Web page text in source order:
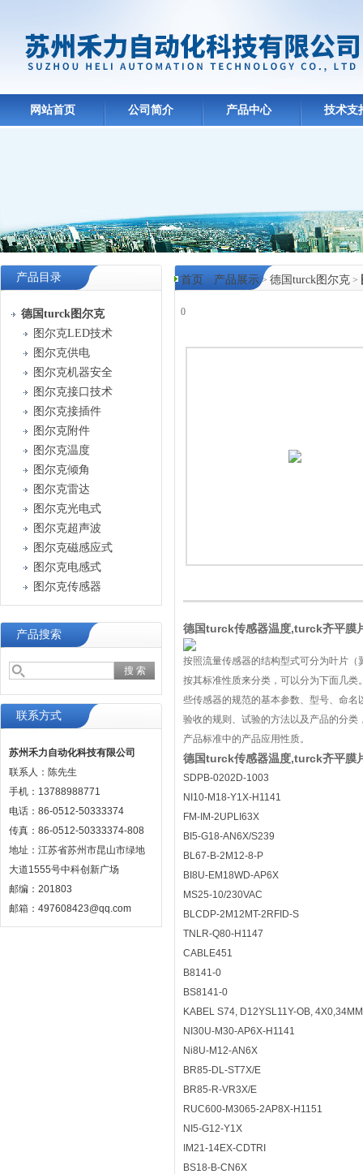
网站首页 公司简介 产品中心 技术支
产品目录
德国turck图尔克
图尔克LED技术
图尔克供电
图尔克机器安全
图尔克接口技术
图尔克接插件
图尔克附件
图尔克温度
图尔克倾角
图尔克雷达
图尔克光电式
图尔克超声波
图尔克磁感应式
图尔克电感式
图尔克传感器
产品搜索
联系方式
苏州禾力自动化科技有限公司
联系人：陈先生
手机：13788988771
电话：86-0512-50333374
传真：86-0512-50333374-808
地址：江苏省苏州市昆山市绿地
大道1555号中科创新广场
邮编：201803
邮箱：497608423@qq.com
首页 > 产品展示> 德国turck图尔克 >
0
德国turck传感器温度,turck齐平膜
按照流量传感器的结构型式可分为叶片
按其标准性质来分类，可以分为下面几
些传感器的规范的基本参数、型号、命
验收的规则、试验的方法以及产品的分
产品标准中的产品应用性质。
德国turck传感器温度,turck齐平膜
SDPB-0202D-1003
NI10-M18-Y1X-H1141
FM-IM-2UPLI63X
BI5-G18-AN6X/S239
BL67-B-2M12-8-P
BI8U-EM18WD-AP6X
MS25-10/230VAC
BLCDP-2M12MT-2RFID-S
TNLR-Q80-H1147
CABLE451
B8141-0
BS8141-0
KABEL S74, D12YSL11Y-OB, 4X0,34MM
NI30U-M30-AP6X-H1141
Ni8U-M12-AN6X
BR85-DL-ST7X/E
BR85-R-VR3X/E
RUC600-M3065-2AP8X-H1151
NI5-G12-Y1X
IM21-14EX-CDTRI
BS18-B-CN6X